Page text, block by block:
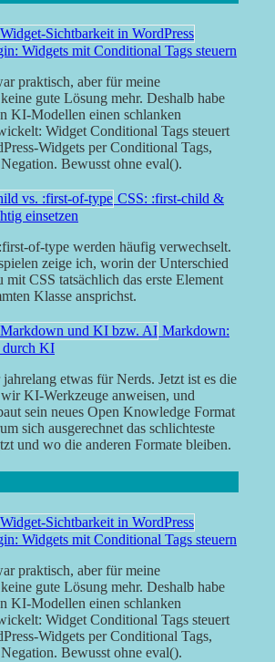
Widgets mit Conditional Tags steuern
praktisch, aber für meine
gute Lösung mehr. Deshalb habe
KI-Modellen einen schlanken
Widget Conditional Tags steuert
Widgets per Conditional Tags,
Bewusst ohne eval().
CSS: :first-child &
einsetzen
of-type werden häufig verwechselt.
zeige ich, worin der Unterschied
CSS tatsächlich das erste Element
Klasse ansprichst.
Markdown:
durch KI
etwas für Nerds. Jetzt ist es die
KI-Werkzeuge anweisen, und
sein neues Open Knowledge Format
sich ausgerechnet das schlichteste
und wo die anderen Formate bleiben.
Widgets mit Conditional Tags steuern
praktisch, aber für meine
gute Lösung mehr. Deshalb habe
KI-Modellen einen schlanken
Widget Conditional Tags steuert
Widgets per Conditional Tags,
Bewusst ohne eval().